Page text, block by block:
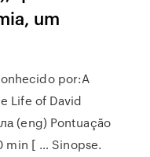
um
por:A
Life of David
(eng) Pontuação
min [ … Sinopse.